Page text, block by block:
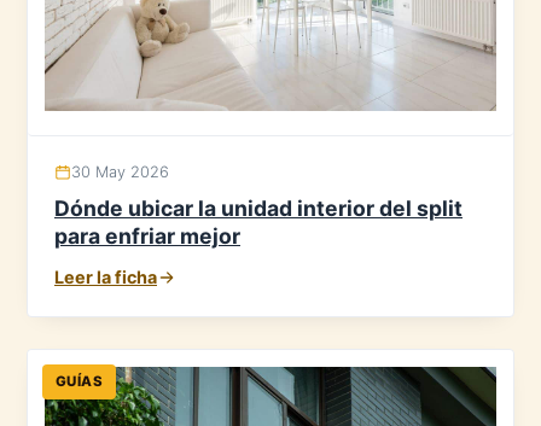
30 May 2026
Dónde ubicar la unidad interior del split
para enfriar mejor
Leer la ficha
GUÍAS